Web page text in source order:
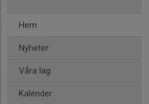
Hem
Nyheter
Våra lag
Kalender